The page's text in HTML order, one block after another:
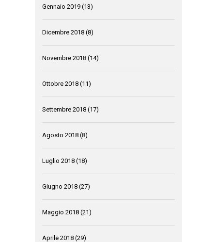
Gennaio 2019 (13)
Dicembre 2018 (8)
Novembre 2018 (14)
Ottobre 2018 (11)
Settembre 2018 (17)
Agosto 2018 (8)
Luglio 2018 (18)
Giugno 2018 (27)
Maggio 2018 (21)
Aprile 2018 (29)